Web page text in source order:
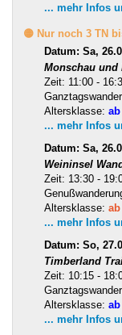
... mehr Infos
🟡 Nur noch 3 TN
Datum: Sa,
Monschau und
Zeit: 11:00 -
Altersklasse:
... mehr Infos
Datum: Sa,
Weininsel
Zeit: 13:30 -
Altersklasse:
... mehr Infos
Datum: So,
Timberland
Zeit: 10:15 -
Altersklasse:
... mehr Infos